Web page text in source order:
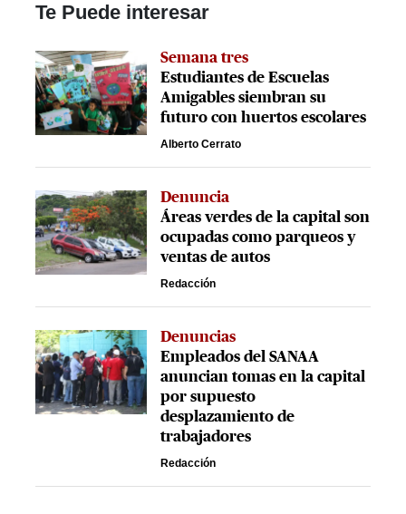
Te Puede interesar
Semana tres
Estudiantes de Escuelas
Amigables siembran su
futuro con huertos escolares
Alberto Cerrato
Denuncia
Áreas verdes de la capital son
ocupadas como parqueos y
ventas de autos
Redacción
Denuncias
Empleados del SANAA
anuncian tomas en la capital
por supuesto
desplazamiento de
trabajadores
Redacción